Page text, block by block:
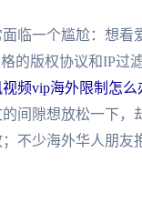
临一个尴尬：想
的版权协议和IP过
视频vip海外限制怎么
间隙想放松一下
不少海外华人朋